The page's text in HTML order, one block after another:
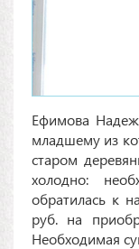
Ефимова
младшему из
старом
холодно:
обратилась к
руб. на
Необходимая